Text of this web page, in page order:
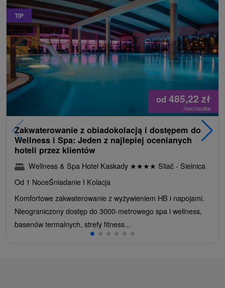
TIP
od 485,22 zł
/noc/osoba
Zakwaterowanie z obiadokolacją i dostępem do
Wellness i Spa: Jeden z najlepiej ocenianych
hoteli przez klientów
Wellness & Spa Hotel Kaskady ★★★★ Sliač - Sielnica
Od 1 NoceŚniadanie I Kolacja
Komfortowe zakwaterowanie z wyżywieniem HB i napojami.
Nieograniczony dostęp do 3000-metrowego spa i wellness,
basenów termalnych, strefy fitness...